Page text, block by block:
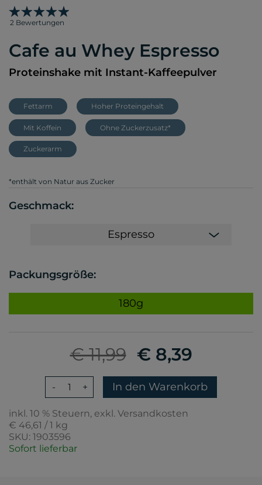
2 Bewertungen
Cafe au Whey Espresso
Proteinshake mit Instant-Kaffeepulver
Fettarm Hoher Proteingehalt
Mit Koffein Ohne Zuckerzusatz*
Zuckerarm
*enthält von Natur aus Zucker
Geschmack:
Espresso
Packungsgröße:
180g
€ 11,99 € 8,39
- + In den Warenkorb
inkl. 10 % Steuern, exkl. Versandkosten
€ 46,61 / 1 kg
SKU: 1903596
Sofort lieferbar